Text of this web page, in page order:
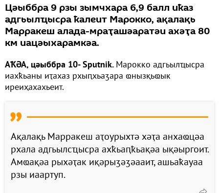
Цәыббра 9 рзы зымчхара 6,9 балл иҟаз
адгьылҵысра ҟалеит Марокко, ақалақь
Марракеш алада-мраҭашәаратәи ахәҭа 80
км иацәыхарамкәа.
АҞӘА, цәыббра 10- Sputnik. Марокко адгьылҵысра
иахҟьаны иҭахаз рхыԥхьаӡара ҩнызқьҩык
иреиҳахахьеит.
Ақалақь Марракеш аҭоурыхтә хәҭа анхаҩцәа
рхала адгьылсҵысра ахҟьаԥҟьақәа ықәыргоит.
Амҩақәа рыхәҭак иқәрыӡәӡәааит, ашьаҟауаа
рзы иаартуп.